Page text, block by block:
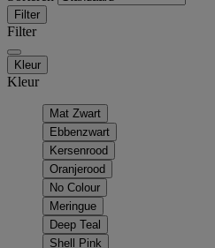
Filter
Filter
Kleur
Kleur
Mat Zwart
Ebbenzwart
Kersenrood
Oranjerood
No Colour
Meringue
Deep Teal
Shell Pink